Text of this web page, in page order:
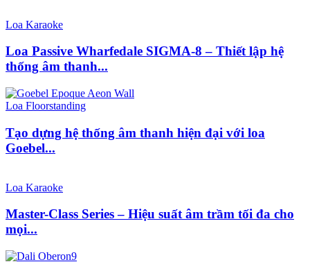
Loa Karaoke
Loa Passive Wharfedale SIGMA-8 – Thiết lập hệ
thống âm thanh...
Loa Floorstanding
Tạo dựng hệ thống âm thanh hiện đại với loa
Goebel...
Loa Karaoke
Master-Class Series – Hiệu suất âm trầm tối đa cho
mọi...